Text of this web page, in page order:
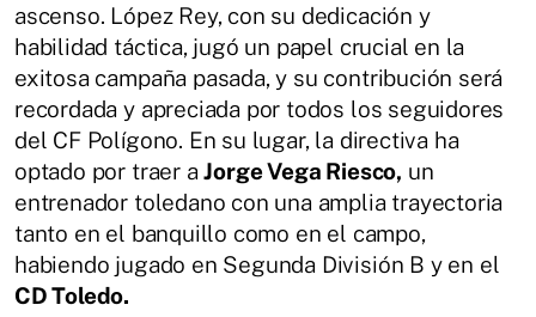
ascenso. López Rey, con su dedicación y
habilidad táctica, jugó un papel crucial en la
exitosa campaña pasada, y su contribución será
recordada y apreciada por todos los seguidores
del CF Polígono. En su lugar, la directiva ha
optado por traer aJorge Vega Riesco, un
entrenador toledano con una amplia trayectoria
tanto en el banquillo como en el campo,
habiendo jugado en Segunda División B y en el
CD Toledo.